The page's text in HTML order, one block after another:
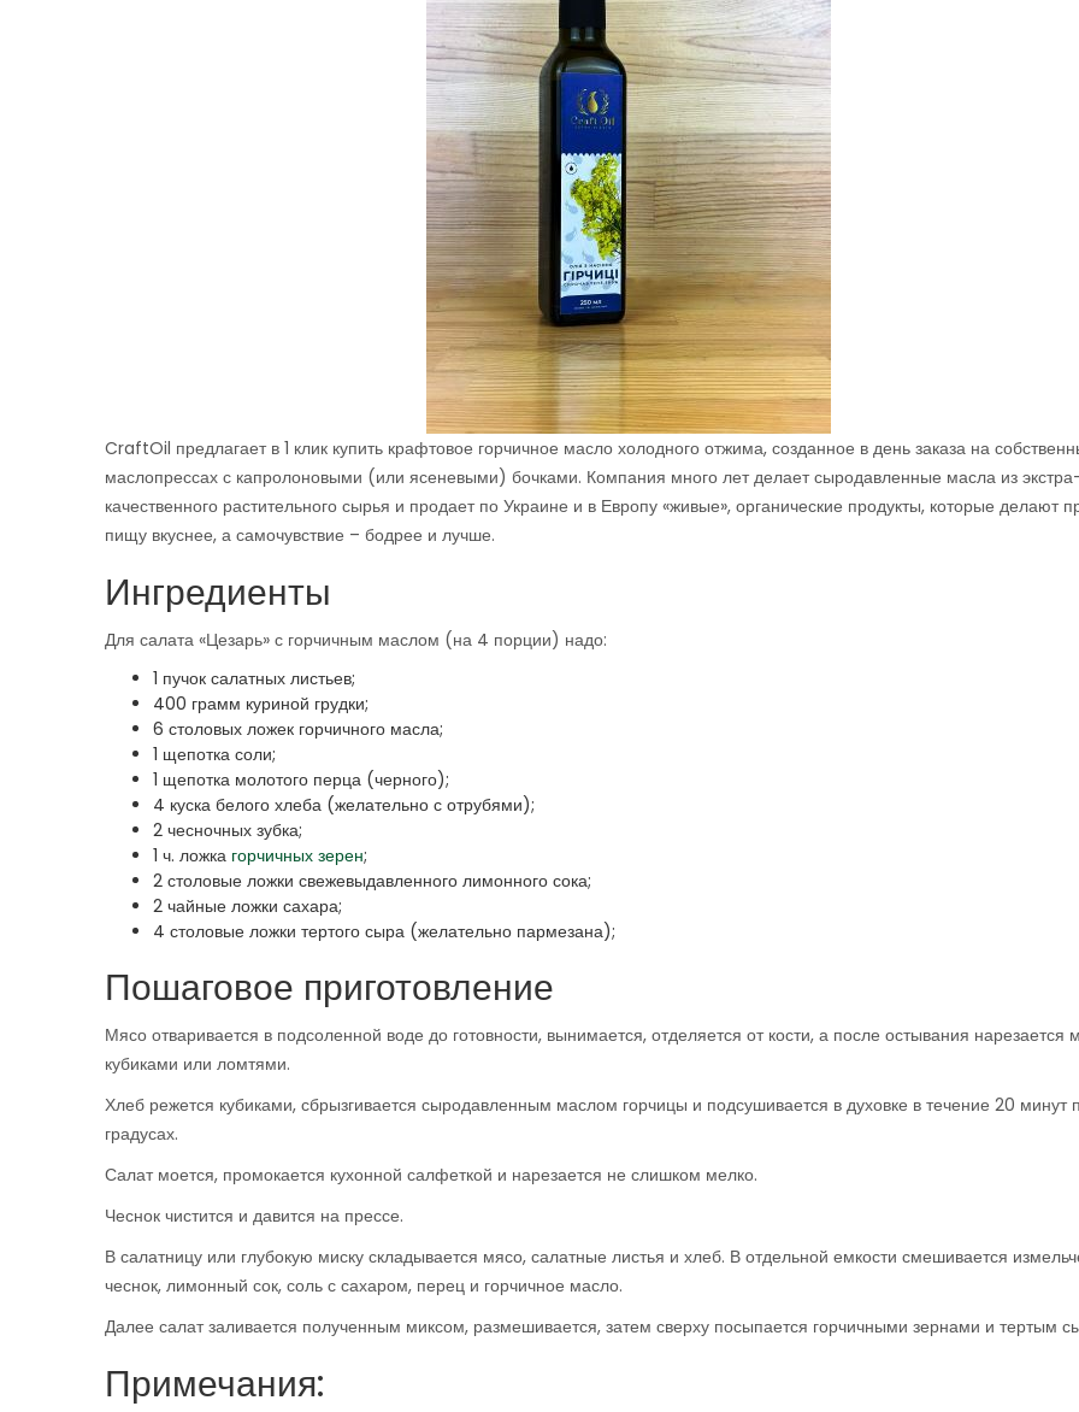
CraftOil предлагает в 1 клик купить крафтовое горчичное масло холодного отжима, созданное в день заказа на
маслопрессах с капролоновыми (или ясеневыми) бочками. Компания много лет делает сыродавленные масла из
качественного растительного сырья и продает по Украине и в Европу «живые», органические продукты, которые делают
пищу вкуснее, а самочувствие – бодрее и лучше.
Ингредиенты
Для салата «Цезарь» с горчичным маслом (на 4 порции) надо:
1 пучок салатных листьев;
400 грамм куриной грудки;
6 столовых ложек горчичного масла;
1 щепотка соли;
1 щепотка молотого перца (черного);
4 куска белого хлеба (желательно с отрубями);
2 чесночных зубка;
1 ч. ложка горчичных зерен;
2 столовые ложки свежевыдавленного лимонного сока;
2 чайные ложки сахара;
4 столовые ложки тертого сыра (желательно пармезана);
Пошаговое приготовление
Мясо отваривается в подсоленной воде до готовности, вынимается, отделяется от кости, а после остывания нарезается
кубиками или ломтями.
Хлеб режется кубиками, сбрызгивается сыродавленным маслом горчицы и подсушивается в духовке в течение 20 минут
градусах.
Салат моется, промокается кухонной салфеткой и нарезается не слишком мелко.
Чеснок чистится и давится на прессе.
В салатницу или глубокую миску складывается мясо, салатные листья и хлеб. В отдельной емкости смешивается
чеснок, лимонный сок, соль с сахаром, перец и горчичное масло.
Далее салат заливается полученным миксом, размешивается, затем сверху посыпается горчичными зернами и тертым
Примечания: